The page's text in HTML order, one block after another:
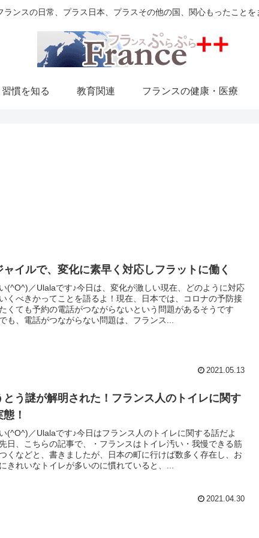
ランスの日常、プラス日本、プラスその他の国、関心もったこと
慣を知る 教育関連 フランスの健康・医療
ャイルで、変化に素早く対応しフラットに働く
(^O^)／Ulalaです♪今日は、変化が激しい現在、どのように対応
くべきかってことを語るよ！現在、日本では、コロナの予防接
くても予約の電話がつながらないという問題があるそうです
も、電話がつながらない問題は、フランス...
2021.05.13
とう謎が解明された！フランス人のトイレに関す
！
(^O^)／Ulalaです♪今日はフランス人のトイレに関する話だよ
日、こちらの記事で、・フランスはトイレ汚い・我慢できる筋
くなどと、書きましたが、日本の町に行けば数多く存在し、お
きれいなトイレが多いのに慣れていると、...
2021.04.30